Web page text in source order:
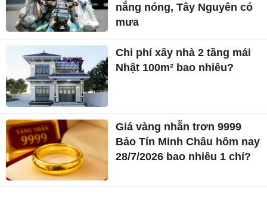
nắng nóng, Tây Nguyên có
mưa
Chi phí xây nhà 2 tầng mái
Nhật 100m² bao nhiêu?
Giá vàng nhẫn trơn 9999
Bảo Tín Minh Châu hôm nay
28/7/2026 bao nhiêu 1 chỉ?